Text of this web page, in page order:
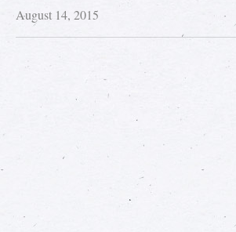
August 14, 2015